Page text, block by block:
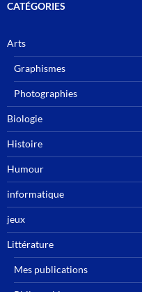
CATÉGORIES
Arts
Graphismes
Photographies
Biologie
Histoire
Humour
informatique
jeux
Littérature
Mes publications